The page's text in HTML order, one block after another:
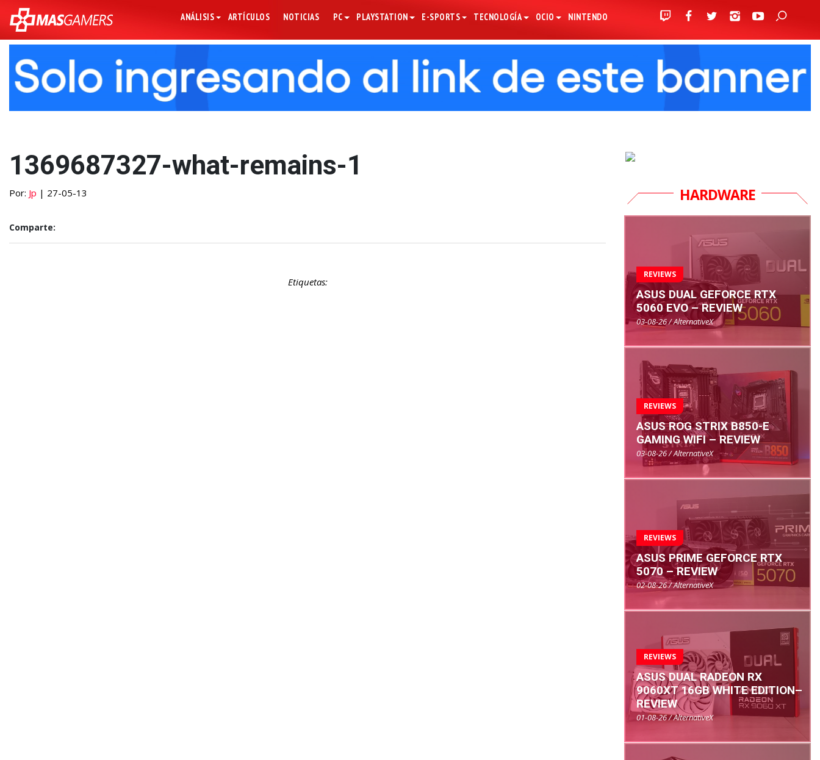
ANÁLISIS ARTÍCULOS NOTICIAS PC PLAYSTATION E-SPORTS TECNOLOGÍA OCIO NINTENDO
1369687327-what-remains-1
Por: Jp | 27-05-13
Comparte:
Etiquetas:
HARDWARE
REVIEWS
ASUS DUAL GEFORCE RTX
5060 EVO – REVIEW
03-08-26 / AlternativeX
REVIEWS
ASUS ROG STRIX B850-E
GAMING WIFI – REVIEW
03-08-26 / AlternativeX
REVIEWS
ASUS PRIME GEFORCE RTX
5070 – REVIEW
02-08-26 / AlternativeX
REVIEWS
ASUS DUAL RADEON RX
9060XT 16GB WHITE EDITION–
REVIEW
01-08-26 / AlternativeX